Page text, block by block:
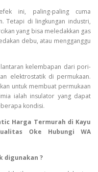
ini, paling-paling cuma
Tetapi di lingkungan industri,
yang bisa meledakkan gas
debu, atau mengganggu
kelembapan dari pori-
elektrostatik di permukaan.
untuk membuat permukaan
ialah insulator yang dapat
kondisi.
Harga Termurah di Kayu
Oke Hubungi WA
digunakan ?